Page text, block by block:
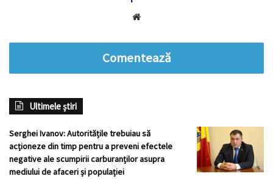
Comentează
Ultimele știri
Serghei Ivanov: Autoritățile trebuiau să
acționeze din timp pentru a preveni efectele
negative ale scumpirii carburanților asupra
mediului de afaceri și populației